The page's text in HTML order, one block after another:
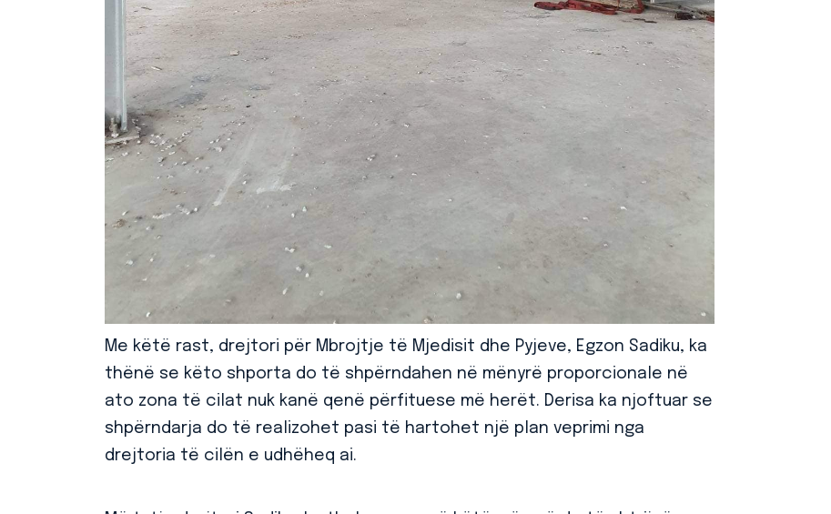
Me këtë rast, drejtori për Mbrojtje të Mjedisit dhe Pyjeve, Egzon Sadiku, ka
thënë se këto shporta do të shpërndahen në mënyrë proporcionale në
ato zona të cilat nuk kanë qenë përfituese më herët. Derisa ka njoftuar se
shpërndarja do të realizohet pasi të hartohet një plan veprimi nga
drejtoria të cilën e udhëheq ai.